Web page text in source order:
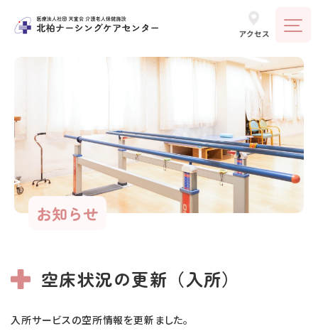
お知らせ
空床状況の更新（入所）
入所サービスの空所情報を更新ました。